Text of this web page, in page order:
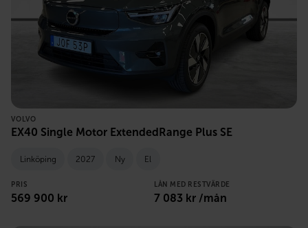
VOLVO
EX40 Single Motor ExtendedRange Plus SE
Linköping 2027 Ny El
PRIS
569 900 kr
LÅN MED RESTVÄRDE
7 083 kr /mån